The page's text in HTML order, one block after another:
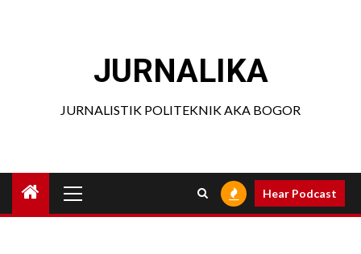
JURNALIKA
JURNALISTIK POLITEKNIK AKA BOGOR
Menu
Hear Podcast